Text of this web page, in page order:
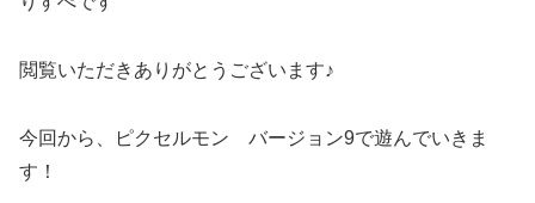
閲覧いただきありがとうございます♪
今回から、ピクセルモン バージョン9で遊んでいきま
す！